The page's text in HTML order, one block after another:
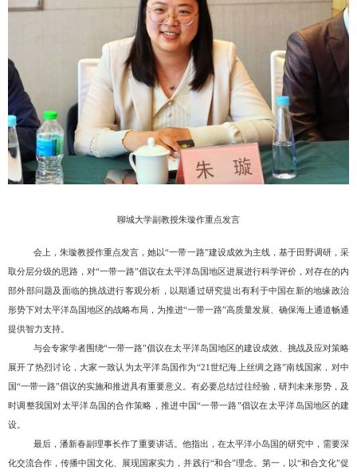
聊城大学副教授朱璇作重点发言
会上，朱璇教授作重点发言，她以“一带一路”建设成效为主线，基于田野调研，采
取分层分级的思路，对“一带一路”倡议在太平洋岛国地区进展进行科学评价，对存在的内
部外部问题及面临的挑战进行客观分析，以期通过研究提出有利于中国在新的地缘政治
形势下对太平洋岛国地区的战略布局，为推进“一带一路”高质量发展、确保海上通道畅通
提供智力支持。
与会专家学者围绕“一带一路”倡议在太平洋岛国地区的建设成效、挑战及应对策略
展开了热烈讨论，大家一致认为太平洋岛国作为“21世纪海上丝绸之路”南线国家，对中
国“一带一路”倡议的实施和推进具有重要意义。有必要总结过往经验，研判未来形势，及
时调整我国对太平洋岛国的合作策略，推进中国“一带一路”倡议在太平洋岛国地区的建
设。
最后，潘新春副理事长作了重要讲话。他指出，在太平洋小岛国的研究中，需要深
化交流合作，传播中国文化、展现国家实力，并践行“和合”理念。第一，以“和合文化”促